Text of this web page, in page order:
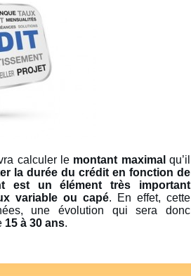
calculer le montant maximal qu’il
la durée du crédit en fonction de
est un élément très important
variable ou capé. En effet, cette
une évolution qui sera donc
15 à 30 ans.